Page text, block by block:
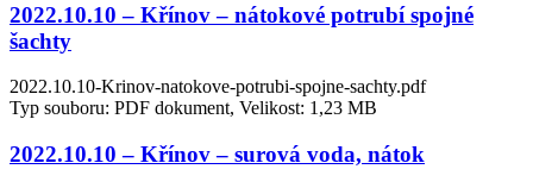
2022.10.10 – Křínov – nátokové potrubí spojné
šachty
2022.10.10-Krinov-natokove-potrubi-spojne-sachty.pdf
Typ souboru: PDF dokument, Velikost: 1,23 MB
2022.10.10 – Křínov – surová voda, nátok